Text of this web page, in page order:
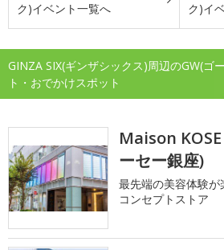
ク)イベント一覧へ
ク)イ
GINZA SIX(ギンザシックス)周辺のGW(ゴ
ト・おでかけスポット
Maison
ーセー銀座)
最先端の美容体験
コンセプトストア